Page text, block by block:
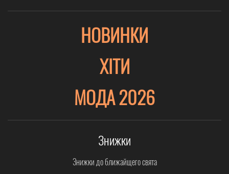
НОВИНКИ
ХІТИ
МОДА 2026
Знижки
Знижки до ближайщего свята